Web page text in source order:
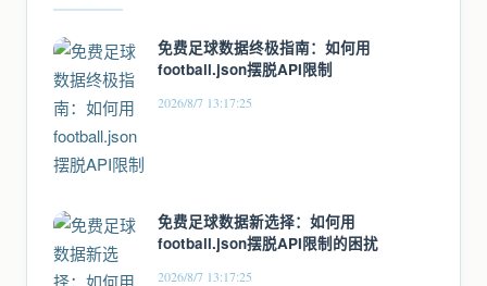
免费足球数据终极指南：如何用
football.json摆脱API限制
2026/8/7 13:17:25
免费足球数据新选择：如何用
football.json摆脱API限制的困扰
2026/8/7 13:17:25